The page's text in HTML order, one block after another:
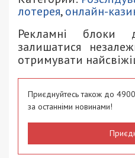
лотерея,онлайн-
Рекламні блоки
залишатися
отримувати
Приєднуйтесь також до
за останніми новинами!